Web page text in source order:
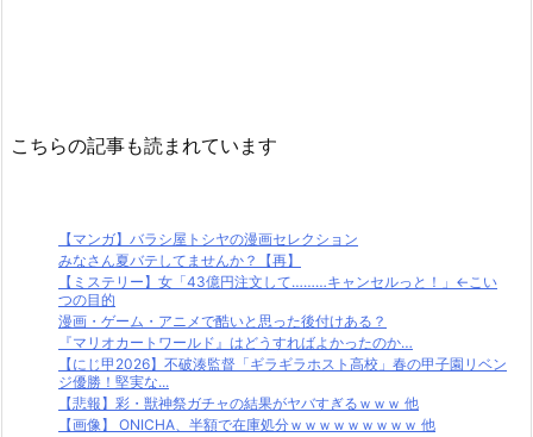
こちらの記事も読まれています
【マンガ】バラシ屋トシヤの漫画セレクション
みなさん夏バテしてませんか？【再】
【ミステリー】女「43億円注文して………キャンセルっと！」←こい
つの目的
漫画・ゲーム・アニメで酷いと思った後付けある？
『マリオカートワールド』はどうすればよかったのか…
【にじ甲2026】不破湊監督「ギラギラホスト高校」春の甲子園リベン
ジ優勝！堅実な...
【悲報】彩・獣神祭ガチャの結果がヤバすぎるｗｗｗ 他
【画像】 ONICHA、半額で在庫処分ｗｗｗｗｗｗｗｗｗ 他